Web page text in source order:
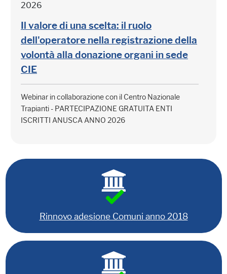
2026
Il valore di una scelta: il ruolo
dell'operatore nella registrazione della
volontà alla donazione organi in sede
CIE
Webinar in collaborazione con il Centro Nazionale
Trapianti - PARTECIPAZIONE GRATUITA ENTI
ISCRITTI ANUSCA ANNO 2026
Rinnovo adesione Comuni anno 2018